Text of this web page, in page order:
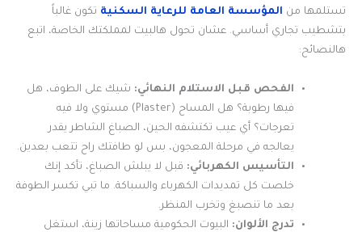
تستلمها من المؤسسة العامة للرعاية السكنية تكون غالباً
بتشطيب تجاري أساسي. عشان تحول هالبيت لمملكتك الخاصة، اتبع
هالنصائح:
الفحص قبل الاستلام النهائي: شيك على الطوف، هل
فيها رطوبة؟ هل المساح (Plaster) مستوي ولا فيه
تعرجات؟ أي عيب تكتشفه الحين، الصباغ الشاطر يقدر
يعالجه في مرحلة المعجون، بس لو طافتك راح تتعب بعدين.
التأسيس الكهربائي: قبل لا يبلش الصباغ، تأكد إنك
خلصت كل تمديدات الكهرباء والسباكة. ما تبي تكسر الطوفة
بعد ما تنصبغ وتخرب المنظر.
تدرج الألوان: البيوت الحكومية مساحاتها زينة، استغل